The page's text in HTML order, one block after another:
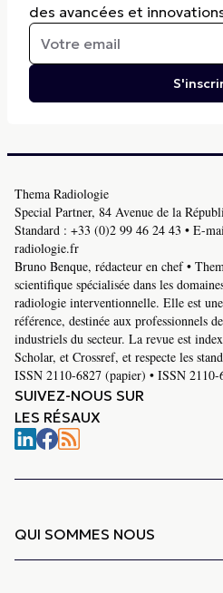
des avancées et
Thema Radiologie
Special Partner, 84 Avenue de la
Standard : +33 (0)2 99 46 24 43 • E-
radiologie.fr
Bruno Benque, rédacteur en chef •
scientifique spécialisée dans les
radiologie interventionnelle. Elle est
référence, destinée aux professionnels
industriels du secteur. La revue est
Scholar, et Crossref, et respecte les
ISSN 2110-6827 (papier) • ISSN
SUIVEZ-NOUS SUR
LES RÉSAUX
QUI SOMMES NOUS